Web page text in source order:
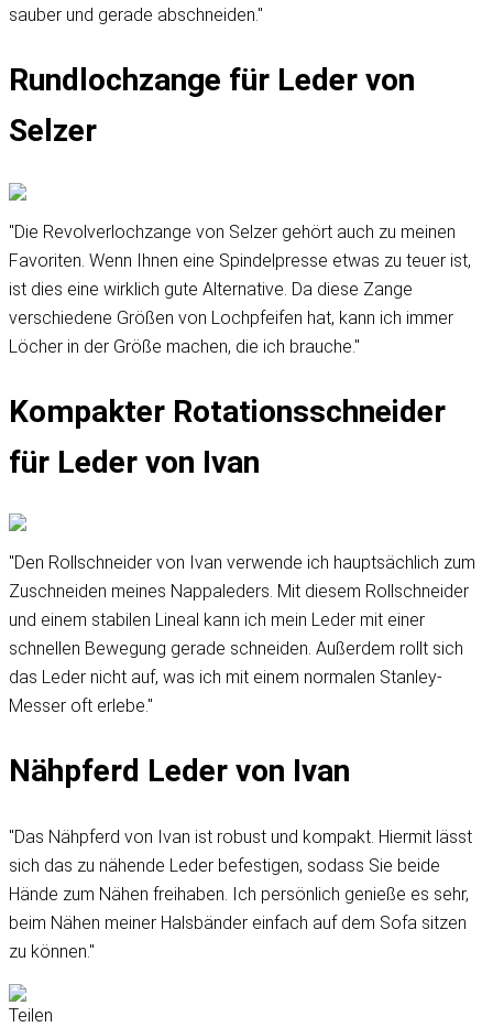
sauber und gerade abschneiden."
Rundlochzange für Leder von
Selzer
"Die Revolverlochzange von Selzer gehört auch zu meinen
Favoriten. Wenn Ihnen eine Spindelpresse etwas zu teuer ist,
ist dies eine wirklich gute Alternative. Da diese Zange
verschiedene Größen von Lochpfeifen hat, kann ich immer
Löcher in der Größe machen, die ich brauche."
Kompakter Rotationsschneider
für Leder von Ivan
"Den Rollschneider von Ivan verwende ich hauptsächlich zum
Zuschneiden meines Nappaleders. Mit diesem Rollschneider
und einem stabilen Lineal kann ich mein Leder mit einer
schnellen Bewegung gerade schneiden. Außerdem rollt sich
das Leder nicht auf, was ich mit einem normalen Stanley-
Messer oft erlebe."
Nähpferd Leder von Ivan
"Das Nähpferd von Ivan ist robust und kompakt. Hiermit lässt
sich das zu nähende Leder befestigen, sodass Sie beide
Hände zum Nähen freihaben. Ich persönlich genieße es sehr,
beim Nähen meiner Halsbänder einfach auf dem Sofa sitzen
zu können."
Teilen